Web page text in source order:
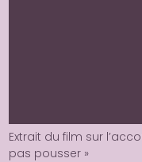
Extrait du film sur
pas pousser »